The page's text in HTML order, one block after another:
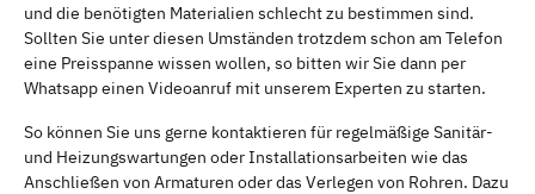
und die benötigten Materialien schlecht zu bestimmen sind.
Sollten Sie unter diesen Umständen trotzdem schon am Telefon
eine Preisspanne wissen wollen, so bitten wir Sie dann per
Whatsapp einen Videoanruf mit unserem Experten zu starten.
So können Sie uns gerne kontaktieren für regelmäßige Sanitär-
und Heizungswartungen oder Installationsarbeiten wie das
Anschließen von Armaturen oder das Verlegen von Rohren. Dazu